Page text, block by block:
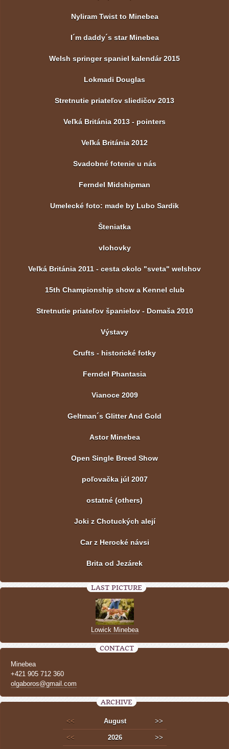
Nyliram Twist to Minebea
I´m daddy´s star Minebea
Welsh springer spaniel kalendár 2015
Lokmadi Douglas
Stretnutie priateľov sliedičov 2013
Veľká Británia 2013 - pointers
Veľká Británia 2012
Svadobné fotenie u nás
Ferndel Midshipman
Umelecké foto: made by Lubo Sardik
Šteniatka
vlohovky
Veľká Británia 2011 - cesta okolo "sveta" welshov
15th Championship show a Kennel club
Stretnutie priateľov španielov - Domaša 2010
Výstavy
Crufts - historické fotky
Ferndel Phantasia
Vianoce 2009
Geltman´s Glitter And Gold
Astor Minebea
Open Single Breed Show
poľovačka júl 2007
ostatné (others)
Joki z Chotuckých alejí
Car z Herocké návsi
Brita od Jezárek
LAST PICTURE
Lowick Minebea
CONTACT
Minebea
+421 905 712 360
olgaboros@gmail.com
ARCHIVE
<< August >>
<< 2026 >>